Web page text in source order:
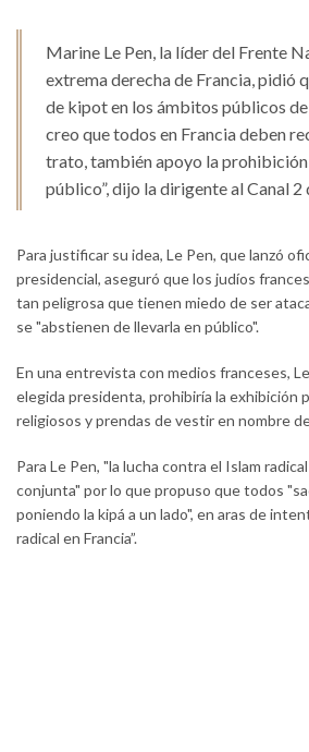
Marine Le Pen, la líder del Frente
extrema derecha de Francia, pidió
de kipot en los ámbitos públicos de
creo que todos en Francia deben
trato, también apoyo la
público”, dijo la dirigente al Canal 2
Para justificar su idea, Le Pen, que lanzó
presidencial, aseguró que los judíos
tan peligrosa que tienen miedo de ser
se "abstienen de llevarla en público".
En una entrevista con medios franceses,
elegida presidenta, prohibiría la exhibición
religiosos y prendas de vestir en nombre
Para Le Pen, "la lucha contra el Islam
conjunta" por lo que propuso que todos
poniendo la kipá a un lado", en aras de
radical en Francia”.